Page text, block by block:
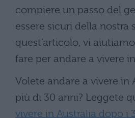
compiere un passo del
essere sicuri della nostra
quest’articolo, vi
fare per andare a vivere
Volete andare a vivere in
più di 30 anni? Leggete
vivere in Australia dopo i